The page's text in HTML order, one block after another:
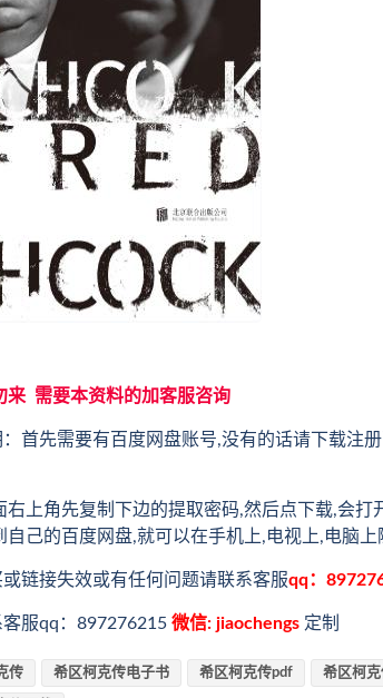
来 需要本资料的加客服咨询
首先需要有百度网盘账号,没有的话请下载注
右上角先复制下边的提取密码,然后点下载,会
己的百度网盘,就可以在手机上,电视上,电脑上
链接失效或有任何问题请联系客服qq：
服qq：897276215 微信: jiaochengs 定制
传 希区柯克传电子书 希区柯克传pdf 希区柯